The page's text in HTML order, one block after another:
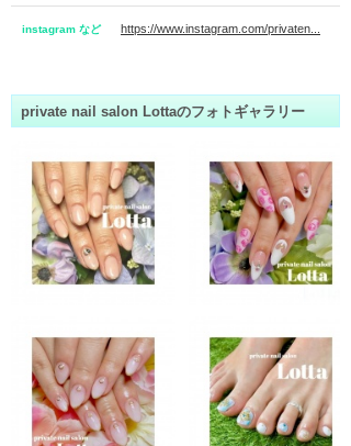
instagram など https://www.instagram.com/privaten...
private nail salon Lottaのフォトギャラリー